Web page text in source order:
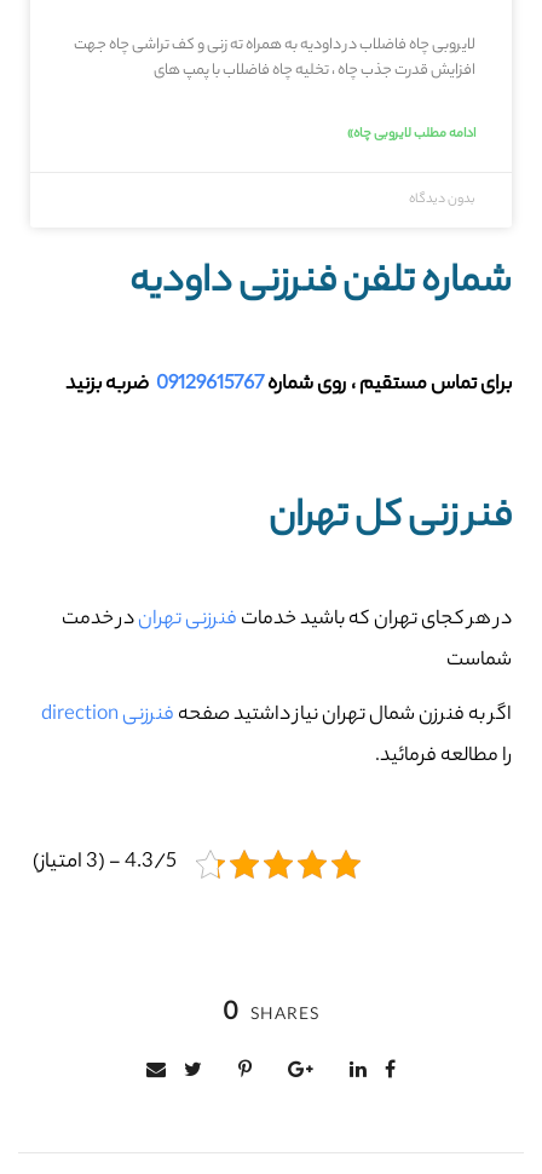
لایروبی چاه فاضلاب در داودیه به همراه ته زنی و کف تراشی چاه جهت
افزایش قدرت جذب چاه ، تخلیه چاه فاضلاب با پمپ های
ادامه مطلب لایروبی چاه»
بدون دیدگاه
شماره تلفن فنرزنی داودیه
برای تماس مستقیم ، روی شماره09129615767 ضربه بزنید
فنر زنی کل تهران
در هر کجای تهران که باشید خدماتفنرزنی تهراندر خدمت
شماست
اگر به فنرزن شمال تهران نیاز داشتید صفحهفنرزنی direction
را مطالعه فرمائید.
4.3/5 - (3 امتیاز)
0 SHARES